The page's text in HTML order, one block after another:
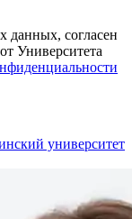
данных, согласен
Университета
университет